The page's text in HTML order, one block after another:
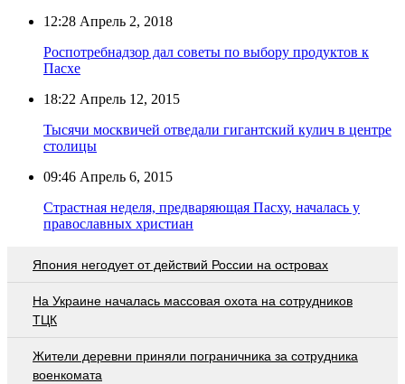
12:28 Апрель 2, 2018
Роспотребнадзор дал советы по выбору продуктов к
Пасхе
18:22 Апрель 12, 2015
Тысячи москвичей отведали гигантский кулич в центре
столицы
09:46 Апрель 6, 2015
Страстная неделя, предваряющая Пасху, началась у
православных христиан
Япония негодует от действий России на островах
На Украине началась массовая охота на сотрудников
ТЦК
Жители деревни приняли пограничника за сотрудника
военкомата